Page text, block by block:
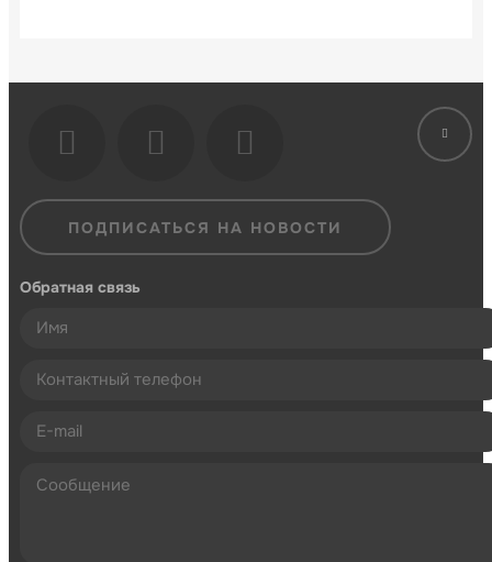
ПОДПИСАТЬСЯ НА НОВОСТИ
Обратная связь